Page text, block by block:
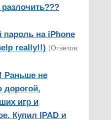
пароль на iPhone
really!!) (Ответов:
Раньше не
дорогой,
игр и
Купил IPAD и